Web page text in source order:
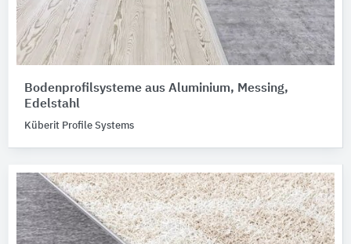
Bodenprofilsysteme aus Aluminium, Messing,
Edelstahl
Küberit Profile Systems